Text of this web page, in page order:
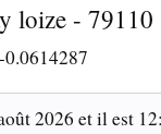
loize - 79110
-0.0614287
2026 et il est